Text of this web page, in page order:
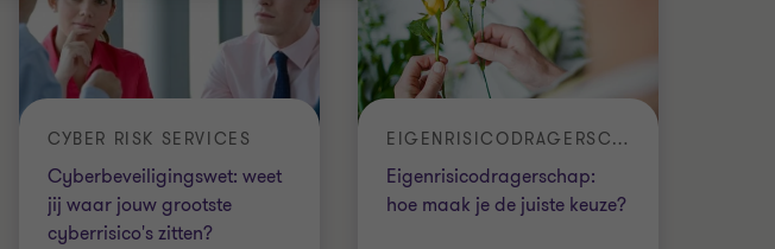
Cyberbeveiligingswet: weet
jij waar jouw grootste
cyberrisico's zitten?
CYBER RISK SERVICES
Eigenrisicodragerschap:
hoe maak je de juiste keuze?
EIGENRISICODRAGERSCHAP